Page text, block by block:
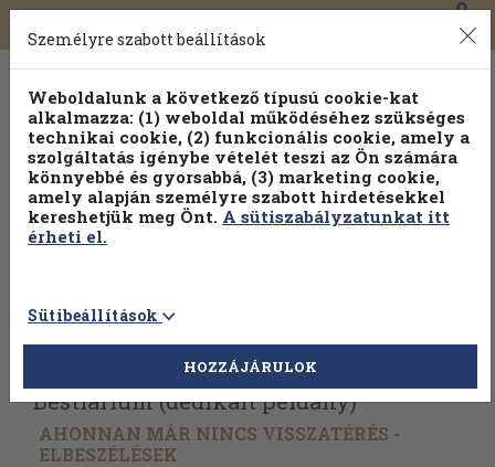
Toggle
navigation
0
Vissza az előző oldalra Válasszon példányt
Bestiárium (dedikált példány)
AHONNAN MÁR NINCS VISSZATÉRÉS -
ELBESZÉLÉSEK
Személyre szabott beállítások
Weboldalunk a következő típusú cookie-kat
alkalmazza: (1) weboldal működéséhez szükséges
technikai cookie, (2) funkcionális cookie, amely a
szolgáltatás igénybe vételét teszi az Ön számára
könnyebbé és gyorsabbá, (3) marketing cookie,
amely alapján személyre szabott hirdetésekkel
kereshetjük meg Önt. A sütiszabályzatunkat itt
érheti el.
Sütibeállítások
HOZZÁJÁRULOK